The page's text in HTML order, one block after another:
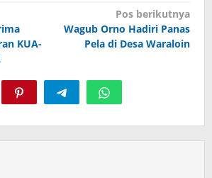
KUA-
Pos berikutnya
Wagub Orno Hadiri Panas
Pela di Desa Waraloin